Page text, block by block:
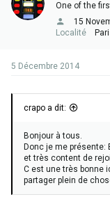
One of the
15
Localité
5 Décembre 2014
crapo a dit:
Bonjour à tous.
Donc je me présente:
et très content de
C est une très bonne
partager plein de